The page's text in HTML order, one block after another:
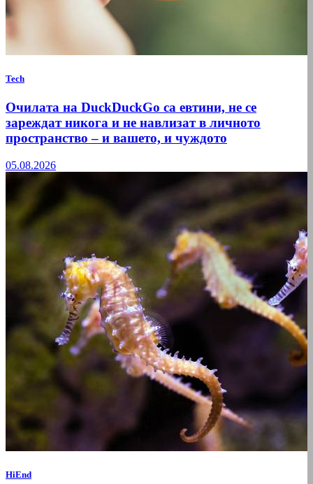
Tech
Очилата на DuckDuckGo са евтини, не се
зареждат никога и не навлизат в личното
пространство – и вашето, и чуждото
05.08.2026
HiEnd